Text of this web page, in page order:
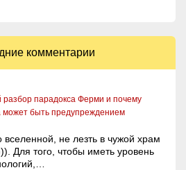
комментарии
разбор парадокса Ферми и почему
может быть предупреждением
вселенной, не лезть в чужой храм
Для того, чтобы иметь уровень